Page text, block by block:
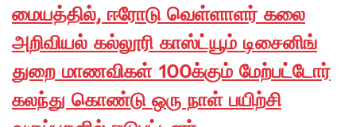
மையத்தில், ஈரோடு வெள்ளாளர் கலை
அறிவியல் கல்லூரி காஸ்ட்யூம் டிசைனிங்
துறை மாணவிகள் 100க்கும் மேற்பட்டோர்
கலந்து கொண்டு ஒரு நாள் பயிற்சி